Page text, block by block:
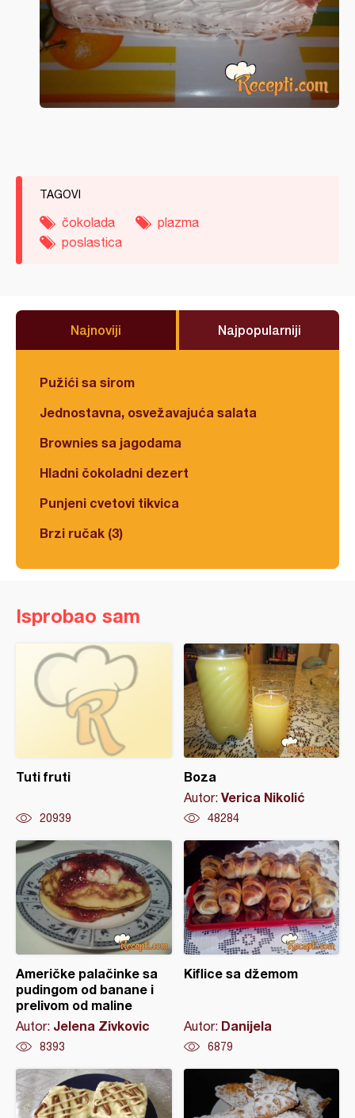
TAGOVI
čokolada
plazma
poslastica
Najnoviji Najpopularniji
Pužići sa sirom
Jednostavna, osvežavajuća salata
Brownies sa jagodama
Hladni čokoladni dezert
Punjeni cvetovi tikvica
Brzi ručak (3)
Isprobao sam
Tuti fruti
20939
Boza
Autor: Verica Nikolić
48284
Američke palačinke sa
pudingom od banane i
prelivom od maline
Autor: Jelena Zivkovic
8393
Kiflice sa džemom
Autor: Danijela
6879